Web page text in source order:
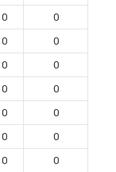
0
0
0
0
0
0
0
0
0
0
0
0
0
0